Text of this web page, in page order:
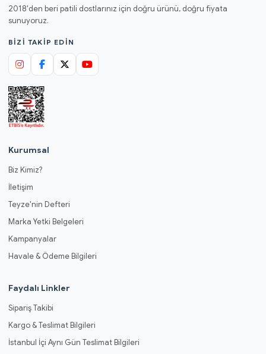
2018'den beri patili dostlarınız için doğru ürünü, doğru fiyata
sunuyoruz.
BIZI TAKIP EDIN
Kurumsal
Biz Kimiz?
İletişim
Teyze'nin Defteri
Marka Yetki Belgeleri
Kampanyalar
Havale & Ödeme Bilgileri
Faydalı Linkler
Sipariş Takibi
Kargo & Teslimat Bilgileri
İstanbul İçi Aynı Gün Teslimat Bilgileri